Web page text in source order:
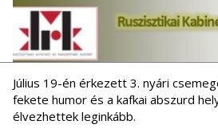
Július 19-én érkezett 3. nyári
fekete humor és a kafkai abszurd
élvezhettek leginkább.